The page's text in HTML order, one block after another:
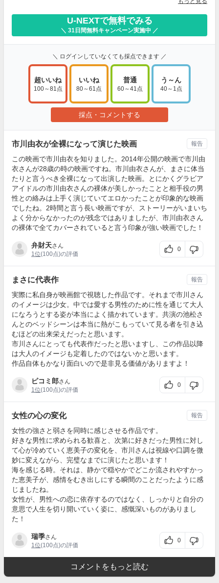
U-NEXTで無料でみる
＼ 31日間無料キャンペーン実施中 ／
＼ ログインしていなくても採点できます ／
超いいね
100～81点
いいね
80～61点
普通
60～41点
う～ん
40～1点
採点・コメントする
市川由衣が全裸になって演じた映画
この映画で市川由衣を知りました。2014年公開の映画で市川由
衣さんが28歳の時の映画ですね。市川由衣さんが、まさに体当
たりと言うべき全裸になって出演した映画。とにかくグラビア
アイドルの市川由衣さんの裸体が美しかったことと相手役の男
性との絡みは上手く演じていてエロかったことが印象的な映画
でしたね。2時間と言う長い映画ですが、ストーリーがいまいち
よく分からなかったのが残念ではありましたが、市川由衣さん
の裸体で全てカバーされていると言う印象が強い映画でした！
弁財天さん
1位(100点)の評価
0
報告
まさに代表作
実際に私自身が映画館で視聴した作品です。それまで市川さん
のイメージは少女。中では愛する男性のために性を通じて大人
になろうとする姿が本当によく描かれています。共演の池松さ
んとのベッドシーンは本当に熱がこもっていて見る者を引き込
むほどの出来栄えだったと思います。
市川さんにとっても代表作だったと思いますし、この作品以降
は大人のイメージも定着したのではないかと思います。
作品自体もかなり面白いので是非見る価値がありますよ！
ピコミ郎さん
1位(100点)の評価
0
報告
女性の心の変化
女性の強さと弱さを同時に感じさせる作品です。
好きな男性に求められる歓喜と、次第に好きだった男性に対し
て心が冷めていく恵美子の変化を、市川さんは視線や口調を微
妙に変えながら、完璧なまでに演じたと思います！
海を感じる時。それは、静かで穏やかでどこか流されやすかっ
た恵美子が、感情をむき出しにする瞬間のことだったように感
じましたね。
女性が、男性への恋に依存するのではなく、しっかりと自分の
意思で人生を切り開いていく姿に、感慨深いものがありまし
た！
瑞季さん
1位(100点)の評価
0
報告
コメントをもっと読む